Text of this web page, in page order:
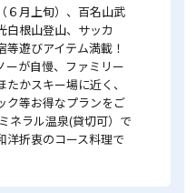
６月上旬）、百名山武
白根山登山、サッカ
等遊びアイテム満載！
ーが自慢、ファミリー
かスキー場に近く、
ク等お得なプランをご
ネラル温泉(貸切可）で
洋折衷のコース料理で